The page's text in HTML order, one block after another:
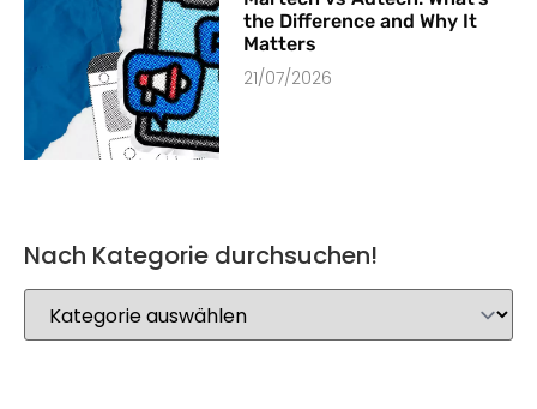
the Difference and Why It
Matters
21/07/2026
Nach Kategorie durchsuchen!